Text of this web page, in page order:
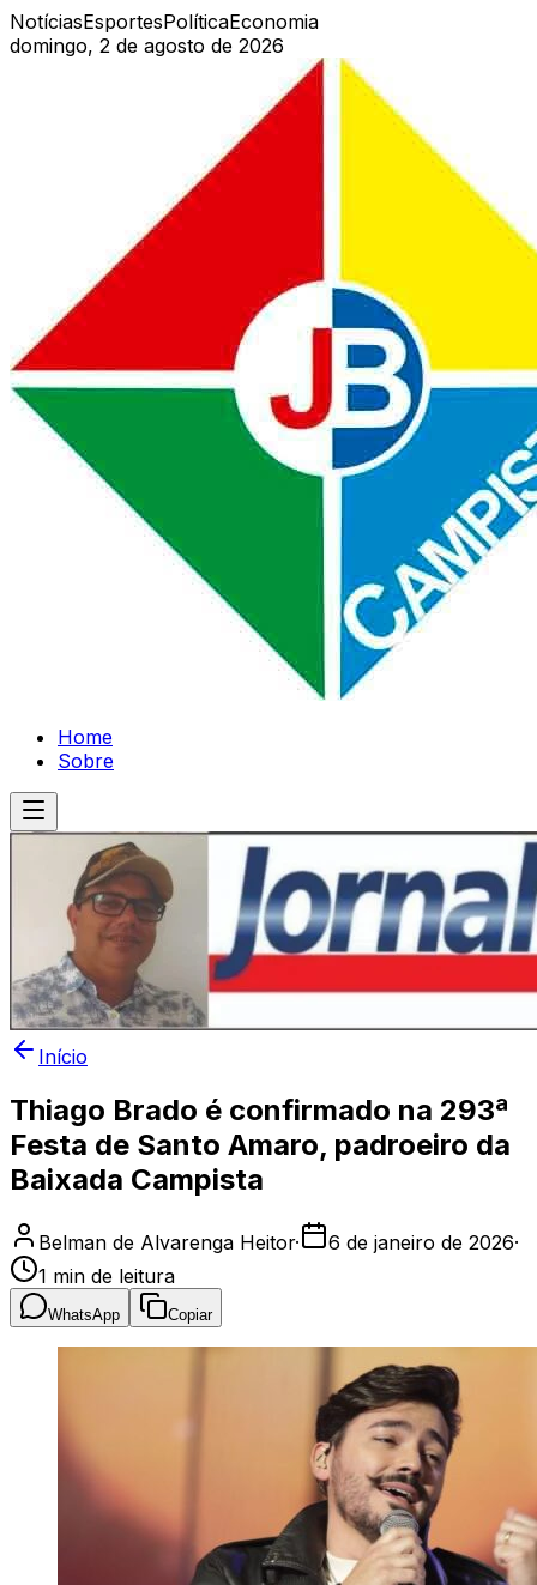
NotíciasEsportesPolíticaEconomia
domingo, 2 de agosto de 2026
Home
Sobre
Início
Thiago Brado é confirmado na 293ª
Festa de Santo Amaro, padroeiro da
Baixada Campista
Belman de Alvarenga Heitor· 6 de janeiro de 2026·
1 min de leitura
WhatsApp Copiar